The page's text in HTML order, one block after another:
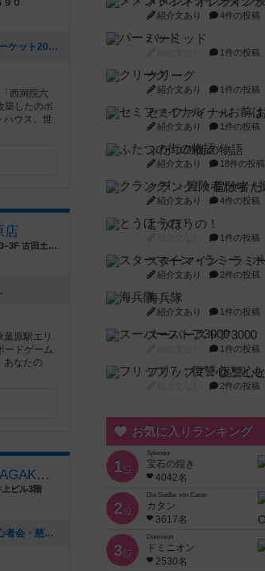
９０
[NEW] 新作「タクタビ」ゲームマーケット2025秋 両日出展します。（2025年08月24日 11時31分）
西洞院六
築したのボ
ハウス。世
店
東京都千代田区神田佐久間町３丁目33−3F 古田土ビル 2F
葉原駅エリ
ードゲーム
あなたの
ボードゲームスペースNAGAKUTSU
ビル3階
[NEW] 【9/16（月祝）】TRPG初心者会・慈悲なきアイオニア（2024年09月07日 22時01分）
紹介文あり 4件の投稿
パーミッド
1件の投稿
クリーグ
紹介文あり 1件の投稿
紹介文あり 1件の投稿
ふたつの街の物語
紹介文あり 18件の投稿
紹介文あり 4件の投稿
とうほうの！
1件の投稿
紹介文あり 2件の投稿
海兵隊
紹介文あり 1件の投稿
スーパーストア3000
1件の投稿
2件の投稿
お気に入りランキング
1位
Splendor
宝石の煌き
4042名
2位
Die Siedler von Catan
カタン
3617名
3位
Dominion
ドミニオン
2530名